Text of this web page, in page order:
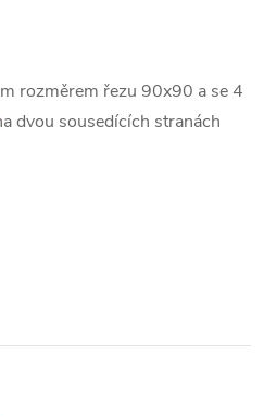
rozměrem řezu 90x90 a se 4
dvou sousedících stranách